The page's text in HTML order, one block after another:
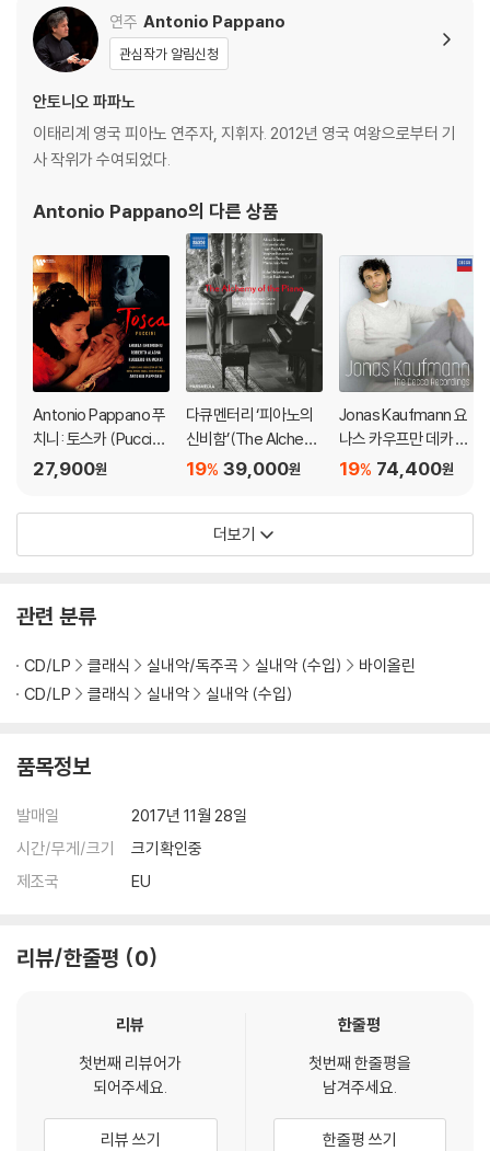
/ Rachmaninov)
1)
연주 Antonio Pappano
관심작가 알림신청
안토니오 파파노
이태리계 영국 피아노 연주자, 지휘자. 2012년 영국 여왕으로부터 기
사 작위가 수여되었다.
Antonio Pappano의 다른 상품
Antonio Pappano 푸
치니: 토스카 (Puccini:
Tosca)
27,900원
다큐멘터리 ‘피아노의
신비함’(The Alchem
y of the Piano)
39,000원
19%
Jonas Kaufmann 요
나스 카우프만 데카 레
이블 녹음집 (The Dec
74,400원
19%
더보기
관련 분류
CD/LP 클래식 실내악/독주곡 실내악 (수입)
바이올린
CD/LP
클래식 실내악 실내악 (수입)
품목정보
발매일
2017년 11월 28일
시간/무게/크기
크기확인중
제조국
EU
리뷰/한줄평 0
리뷰
첫번째 리뷰어가
되어주세요.
리뷰 쓰기
한줄평
첫번째 한줄평을
남겨주세요.
한줄평 쓰기